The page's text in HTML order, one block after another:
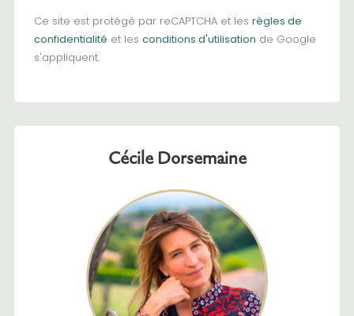
Ce site est protégé par reCAPTCHA et les règles de
confidentialité et les conditions d'utilisation de Google
s'appliquent.
Cécile Dorsemaine